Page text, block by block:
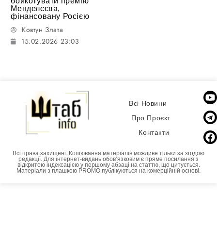
Менделєєва,
фінансовану Росією
Ковтун Злата
15.02.2026 23:03
Всі Новини
Про Проєкт
Контакти
Всі права захищені. Копіювання матеріалів можливе тільки за згодою
редакції. Для інтернет-видань обовʼязковим є пряме посилання з
відкритою індексацією у першому абзаці на статтю, що цитується.
Матеріали з плашкою PROMO публікуються на комерційній основі.